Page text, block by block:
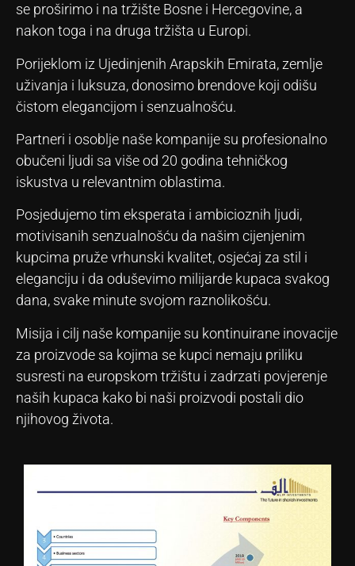
se proširimo i na tržište Bosne i Hercegovine, a
nakon toga i na druga tržišta u Europi.
Porijeklom iz Ujedinjenih Arapskih Emirata, zemlje
uživanja i luksuza, donosimo brendove koji odišu
čistom elegancijom i senzualnošću.
Partneri i osoblje naše kompanije su profesionalno
obučeni ljudi sa više od 20 godina tehničkog
iskustva u relevantnim oblastima.
Posjedujemo tim eksperata i ambicioznih ljudi,
motivisanih senzualnošću da našim cijenjenim
kupcima pruže vrhunski kvalitet, osjećaj za stil i
eleganciju i da oduševimo milijarde kupaca svakog
dana, svake minute svojom raznolikošću.
Misija i cilj naše kompanije su kontinuirane inovacije
za proizvode sa kojima se kupci nemaju priliku
susresti na europskom tržištu i zadrzati povjerenje
naših kupaca kako bi naši proizvodi postali dio
njihovog života.